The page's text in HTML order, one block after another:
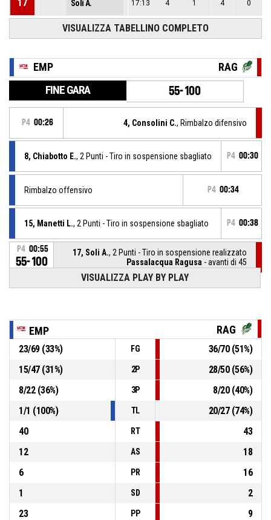
17 Soli A. 17:13 4 1 4 0
VISUALIZZA TABELLINO COMPLETO
EMP RAG
FINE GARA 55-100
P4 00:26 4, Consolini C., Rimbalzo difensivo
8, Chiabotto E., 2 Punti - Tiro in sospensione sbagliato P4 00:30
Rimbalzo offensivo P4 00:34
15, Manetti L., 2 Punti - Tiro in sospensione sbagliato P4 00:38
P4 00:55
55-100
17, Soli A., 2 Punti - Tiro in sospensione realizzato
Passalacqua Ragusa - avanti di 45
P4 01:08 17, Soli A., Sostituzione - Entra
P4 , Sostituzione - Esce
01:08 4, Consolini C.
P4 01:08 9, Formica A. , Sostituzione - Esce
VISUALIZZA PLAY BY PLAY
EMP RAG
23/69(33%) FG 36/70(51%)
15/47(31%) 2P 28/50(56%)
8/22(36%) 3P 8/20(40%)
1/1 (100%) TL 20/27(74%)
40
RT
43
12
AS
18
6
PR
16
1
SD
2
23
PP
9